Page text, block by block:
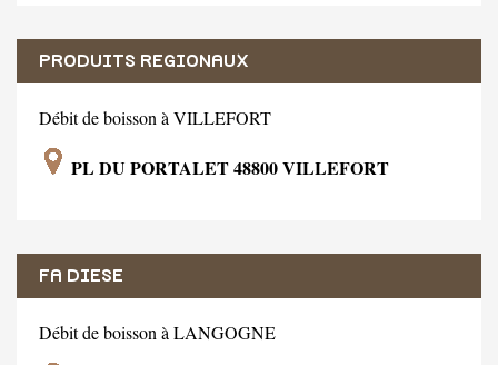
PRODUITS REGIONAUX
Débit de boisson à VILLEFORT
PL DU PORTALET 48800 VILLEFORT
FA DIESE
Débit de boisson à LANGOGNE